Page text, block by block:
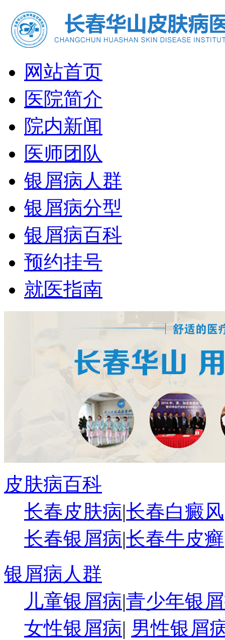
网站首页
医院简介
院内新闻
医师团队
银屑病人群
银屑病分型
银屑病百科
预约挂号
就医指南
皮肤病百科
长春皮肤病|长春白癜风
长春银屑病|长春牛皮癣
银屑病人群
儿童银屑病|青少年银
女性银屑病| 男性银屑